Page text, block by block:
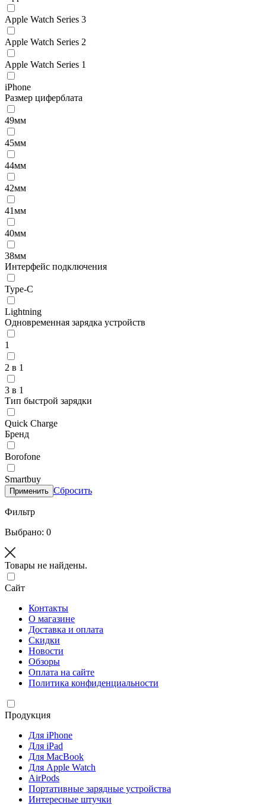
Apple Watch Series 3
Apple Watch Series 2
Apple Watch Series 1
iPhone
Размер циферблата
49мм
45мм
44мм
42мм
41мм
40мм
38мм
Интерфейс подключения
Type-C
Lightning
Одновременная зарядка устройств
1
2 в 1
3 в 1
Тип быстрой зарядки
Quick Charge
Бренд
Borofone
Smartbuy
Применить Сбросить
Фильтр
Выбрано: 0
Товары не найдены.
Сайт
Контакты
О магазине
Доставка и оплата
Скидки
Новости
Обзоры
Оплата на сайте
Политика конфиденциальности
Продукция
Для iPhone
Для iPad
Для MacBook
Для Apple Watch
AirPods
Портативные зарядные устройства
Интересные штучки